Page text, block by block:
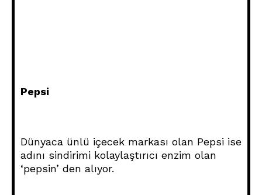
Pepsi
Dünyaca ünlü içecek markası olan Pepsi ise
adını sindirimi kolaylaştırıcı enzim olan
‘pepsin’ den alıyor.